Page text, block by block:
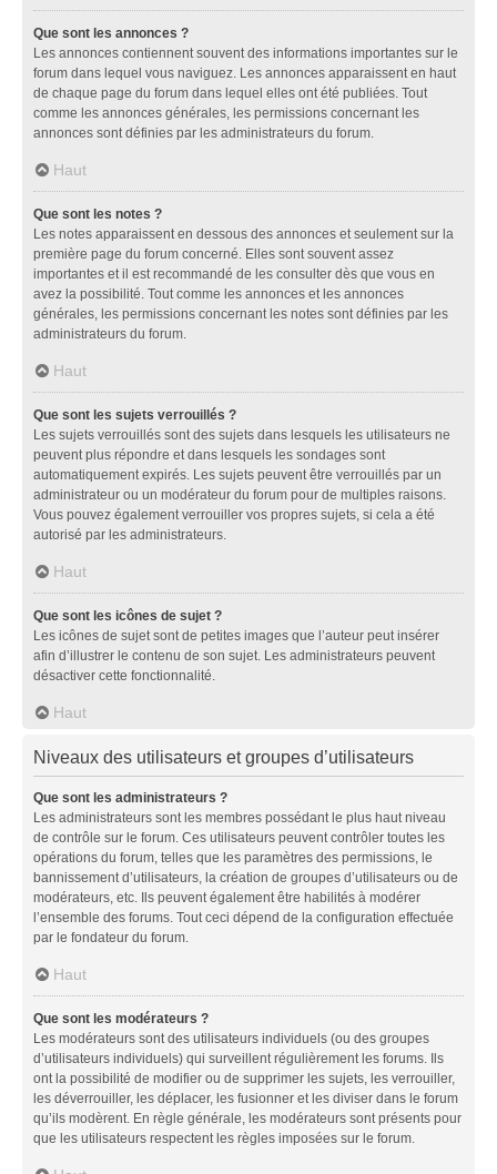
Que sont les annonces ?
Les annonces contiennent souvent des informations importantes sur le
forum dans lequel vous naviguez. Les annonces apparaissent en haut
de chaque page du forum dans lequel elles ont été publiées. Tout
comme les annonces générales, les permissions concernant les
annonces sont définies par les administrateurs du forum.
Haut
Que sont les notes ?
Les notes apparaissent en dessous des annonces et seulement sur la
première page du forum concerné. Elles sont souvent assez
importantes et il est recommandé de les consulter dès que vous en
avez la possibilité. Tout comme les annonces et les annonces
générales, les permissions concernant les notes sont définies par les
administrateurs du forum.
Haut
Que sont les sujets verrouillés ?
Les sujets verrouillés sont des sujets dans lesquels les utilisateurs ne
peuvent plus répondre et dans lesquels les sondages sont
automatiquement expirés. Les sujets peuvent être verrouillés par un
administrateur ou un modérateur du forum pour de multiples raisons.
Vous pouvez également verrouiller vos propres sujets, si cela a été
autorisé par les administrateurs.
Haut
Que sont les icônes de sujet ?
Les icônes de sujet sont de petites images que l’auteur peut insérer
afin d’illustrer le contenu de son sujet. Les administrateurs peuvent
désactiver cette fonctionnalité.
Haut
Niveaux des utilisateurs et groupes d’utilisateurs
Que sont les administrateurs ?
Les administrateurs sont les membres possédant le plus haut niveau
de contrôle sur le forum. Ces utilisateurs peuvent contrôler toutes les
opérations du forum, telles que les paramètres des permissions, le
bannissement d’utilisateurs, la création de groupes d’utilisateurs ou de
modérateurs, etc. Ils peuvent également être habilités à modérer
l’ensemble des forums. Tout ceci dépend de la configuration effectuée
par le fondateur du forum.
Haut
Que sont les modérateurs ?
Les modérateurs sont des utilisateurs individuels (ou des groupes
d’utilisateurs individuels) qui surveillent régulièrement les forums. Ils
ont la possibilité de modifier ou de supprimer les sujets, les verrouiller,
les déverrouiller, les déplacer, les fusionner et les diviser dans le forum
qu’ils modèrent. En règle générale, les modérateurs sont présents pour
que les utilisateurs respectent les règles imposées sur le forum.